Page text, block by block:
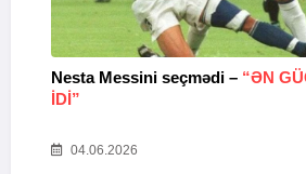
Nesta Messini seçmədi – “ƏN
IDI”
04.06.2026